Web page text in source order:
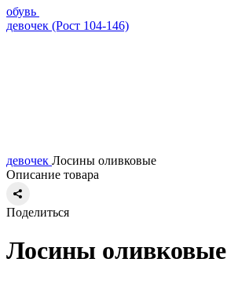
обувь
девочек (Рост 104-146)
девочек Лосины оливковые
Описание товара
Поделиться
Лосины оливковые